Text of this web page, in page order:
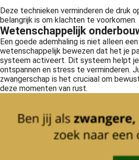
Deze technieken verminderen de druk
belangrijk is om klachten te voorkomen.
Wetenschappelijk
Een goede ademhaling is niet alleen
wetenschappelijk bewezen dat het je
systeem activeert. Dit systeem helpt
ontspannen en stress te verminderen.
zwangerschap is het cruciaal om
deze momenten van rust.